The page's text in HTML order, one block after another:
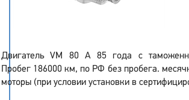
Двигатель VM 80 A 85 года с
Пробег 186000 км, по РФ без пробега.
моторы (при условии установки в